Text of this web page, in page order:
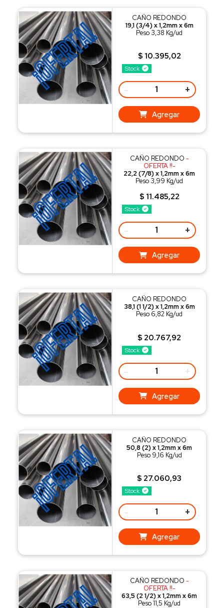
Stock
CAÑO REDONDO
19,1 (3/4) x 1,2mm x 6m
Peso 3,38 Kg/ud
$ 10.395,02
- +
Agregar
Stock
CAÑO REDONDO -
OFERTA !!-
22,2 (7/8) x 1,2mm x 6m
Peso 3,99 Kg/ud
$ 11.485,22
- +
Agregar
Stock
CAÑO REDONDO
38,1 (1 1/2) x 1,2mm x 6m
Peso 6,82 Kg/ud
$ 20.767,92
- +
Agregar
Stock
CAÑO REDONDO
50,8 (2) x 1,2mm x 6m
Peso 9,16 Kg/ud
$ 27.060,93
- +
Agregar
CAÑO REDONDO -
OFERTA !!-
63,5 (2 1/2) x 1,2mm x 6m
Peso 11,5 Kg/ud